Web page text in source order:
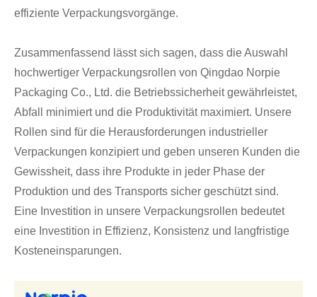
effiziente Verpackungsvorgänge.
Zusammenfassend lässt sich sagen, dass die Auswahl
hochwertiger Verpackungsrollen von Qingdao Norpie
Packaging Co., Ltd. die Betriebssicherheit gewährleistet,
Abfall minimiert und die Produktivität maximiert. Unsere
Rollen sind für die Herausforderungen industrieller
Verpackungen konzipiert und geben unseren Kunden die
Gewissheit, dass ihre Produkte in jeder Phase der
Produktion und des Transports sicher geschützt sind.
Eine Investition in unsere Verpackungsrollen bedeutet
eine Investition in Effizienz, Konsistenz und langfristige
Kosteneinsparungen.